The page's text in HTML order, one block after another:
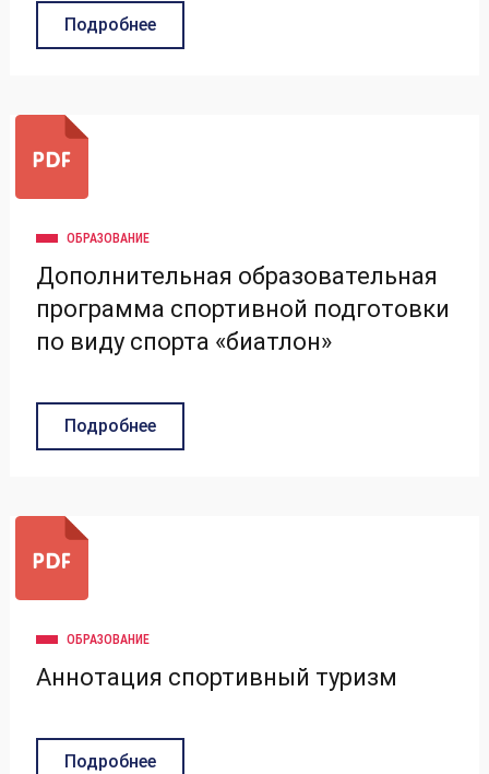
Подробнее
ОБРАЗОВАНИЕ
Дополнительная образовательная
программа спортивной подготовки
по виду спорта «биатлон»
Подробнее
ОБРАЗОВАНИЕ
Аннотация спортивный туризм
Подробнее